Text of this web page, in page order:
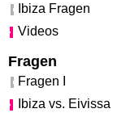
Ibiza Fragen
Videos
Fragen
Fragen I
Ibiza vs. Eivissa